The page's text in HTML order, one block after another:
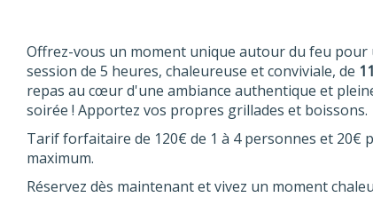
Offrez-vous un moment unique autour du feu
session de 5 heures, chaleureuse et conviviale, de
repas au cœur d'une ambiance authentique et
soirée ! Apportez vos propres grillades et boissons.
Tarif forfaitaire de 120€ de 1 à 4 personnes et 20€
maximum.
Réservez dès maintenant et vivez un moment